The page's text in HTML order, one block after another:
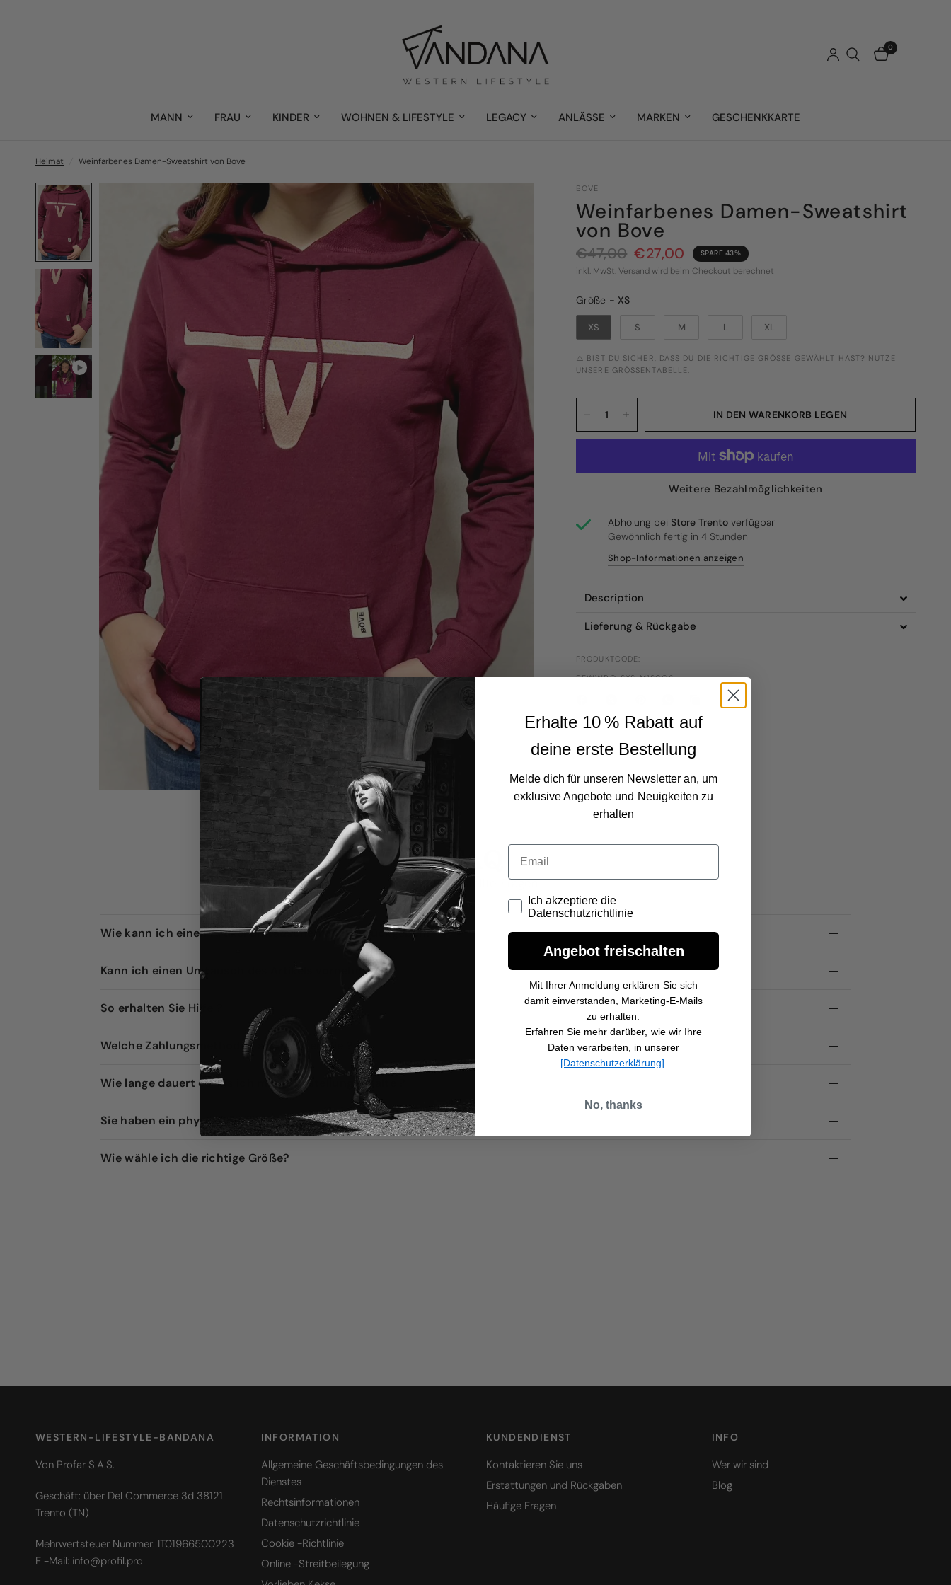
0
MANN FRAU KINDER WOHNEN & LIFESTYLE LEGACY ANLÄSSE MARKEN GESCHENKKARTE
Heimat Weinfarbenes Damen-Sweatshirt von Bove
BOVE
Weinfarbenes Damen-Sweatshirt
von Bove
€47,00 €27,00 SPARE 43%
inkl. MwSt. Versandwird beim Checkout berechnet
Größe
Größe - XS
XS S M L XL
⚠️ BIST DU SICHER, DASS DU DIE RICHTIGE GRÖSSE GEWÄHLT HAST? NUTZE U
NSERE GRÖSSENTABELLE.
IN DEN WARENKORB LEGEN
Weitere Bezahlmöglichkeiten
Abholung beiStore Trento verfügbar
Gewöhnlich fertig in 4 Stunden
Shop-Informationen anzeigen
Description
Lieferung & Rückgabe
PRODUKTCODE:
BFWWRO-SXS-M1SCC6
FAQ
häufig gestellte Fragen
Wie kann ich einen Artikel umtauschen oder zurückgeben?
Kann ich einen Umtausch des Artikels vornehmen?
So erhalten Sie Hilfe ?
Welche Zahlungsmethoden akzeptieren Sie ?
Wie lange dauert es, bis ich meine Bestellung erhalte ?
Sie haben ein physisches Geschäft ?
Wie wähle ich die richtige Größe?
WESTERN-LIFESTYLE-BANDANA
Von Profar S.A.S.
Geschäft: über Del Commerce 3d 38121
Trento (TN)
Mehrwertsteuer Nummer: IT01966500223
E -Mail: info@profil.pro
INFORMATION
Allgemeine Geschäftsbedingungen des
Dienstes
Rechtsinformationen
Datenschutzrichtlinie
Cookie -Richtlinie
Online -Streitbeilegung
KUNDENDIENST
Kontaktieren Sie uns
Erstattungen und Rückgaben
Häufige Fragen
INFO
Wer wir sind
Blog
Erhalte 10 % Rabatt auf
deine erste Bestellung
Melde dich für unseren Newsletter an, um
exklusive Angebote und Neuigkeiten zu
erhalten
Email
Ich akzeptiere die Datenschutzrichtlinie
Ich akzeptiere die
Datenschutzrichtlinie
Angebot freischalten
Mit Ihrer Anmeldung erklären Sie sich
damit einverstanden, Marketing-E-Mails
zu erhalten.
Erfahren Sie mehr darüber, wie wir Ihre
Daten verarbeiten, in unserer
[Datenschutzerklärung]
No, thanks